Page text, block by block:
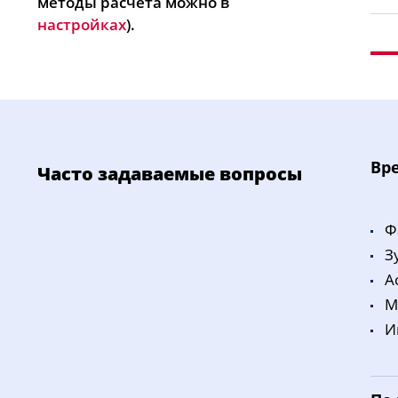
настройках).
Часто задаваемые вопросы